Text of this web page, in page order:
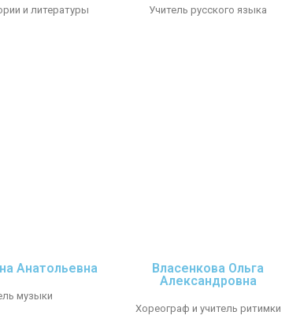
и литературы Учитель русского языка
Анатольевна
музыки
Власенкова Ольга
Александровна
Хореограф и учитель ритимки